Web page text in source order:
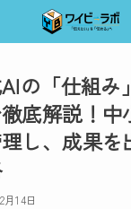
の「仕組み
底解説！中
し、成果
月14日